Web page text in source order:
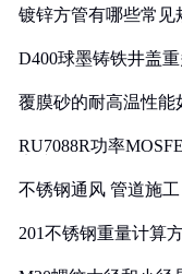
镀锌方管有哪些常见
D400球墨铸铁井盖
覆膜砂的耐高温性能
RU7088R功率
不锈钢通风 管道施工
201不锈钢重量计算